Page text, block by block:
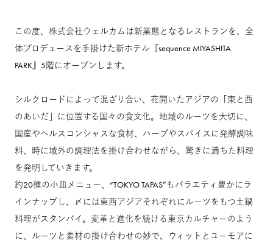
この度、株式会社ウェルカムは新業態となるレストランを、全
体プロデュースを手掛けた新ホテル『sequence MIYASHITA
PARK』5階にオープンします。
シルクロードによって混ざり合い、花開いたアジアの「東と西
のあいだ」に位置する国々の食文化。地域のルーツを大切に、
国産やヘルスコンシャスな食材、ハーブやスパイスに発酵調味
料、時に域外の調理法を掛け合わせながら、驚きに満ちた料理
を発明していきます。
約20種の小皿メニュー、“TOKYO TAPAS”もバラエティ豊かにラ
インナップし、〆には東西アジアそれぞれにルーツをもつ土鍋
料理がスタンバイ。変革と進化を続ける東京カルチャーのよう
に、ルーツと素材の掛け合わせの妙で、ウィットとユーモアに